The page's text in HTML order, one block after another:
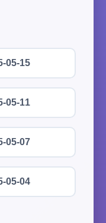
05-15
05-11
05-07
05-04